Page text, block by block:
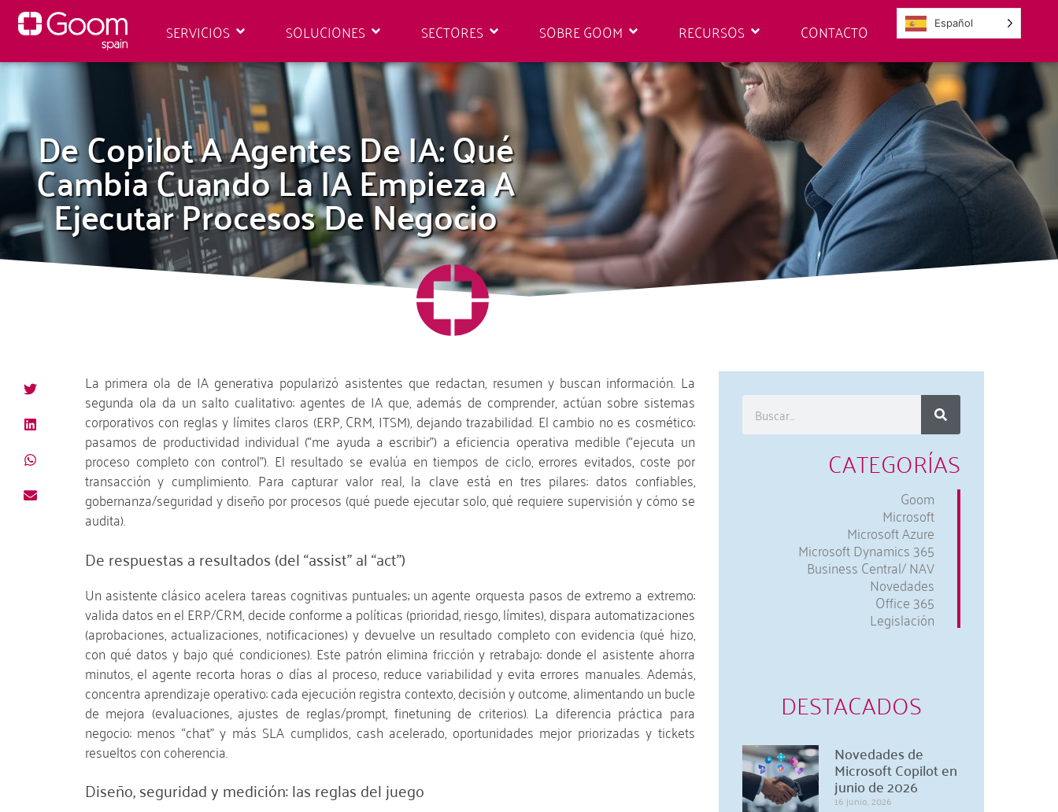
SERVICIOS SOLUCIONES SECTORES SOBRE GOOM RECURSOS CONTACTO Español
De Copilot A Agentes De IA: Qué
Cambia Cuando La IA Empieza A
Ejecutar Procesos De Negocio
La primera ola de IA generativa popularizó asistentes que redactan, resumen y buscan información. La
segunda ola da un salto cualitativo: agentes de IA que, además de comprender, actúan sobre sistemas
corporativos con reglas y límites claros (ERP, CRM, ITSM), dejando trazabilidad. El cambio no es cosmético:
pasamos de productividad individual (“me ayuda a escribir”) a eficiencia operativa medible (“ejecuta un
proceso completo con control”). El resultado se evalúa en tiempos de ciclo, errores evitados, coste por
transacción y cumplimiento. Para capturar valor real, la clave está en tres pilares: datos confiables,
gobernanza/seguridad y diseño por procesos (qué puede ejecutar solo, qué requiere supervisión y cómo se
audita).
De respuestas a resultados (del “assist” al “act”)
Un asistente clásico acelera tareas cognitivas puntuales; un agente orquesta pasos de extremo a extremo:
valida datos en el ERP/CRM, decide conforme a políticas (prioridad, riesgo, límites), dispara automatizaciones
(aprobaciones, actualizaciones, notificaciones) y devuelve un resultado completo con evidencia (qué hizo,
con qué datos y bajo qué condiciones). Este patrón elimina fricción y retrabajo: donde el asistente ahorra
minutos, el agente recorta horas o días al proceso, reduce variabilidad y evita errores manuales. Además,
concentra aprendizaje operativo: cada ejecución registra contexto, decisión y outcome, alimentando un bucle
de mejora (evaluaciones, ajustes de reglas/prompt, finetuning de criterios). La diferencia práctica para
negocio: menos “chat” y más SLA cumplidos, cash acelerado, oportunidades mejor priorizadas y tickets
resueltos con coherencia.
Diseño, seguridad y medición: las reglas del juego
CATEGORÍAS
Goom
Microsoft
Microsoft Azure
Microsoft Dynamics 365
Business Central/ NAV
Novedades
Office 365
Legislación
DESTACADOS
Novedades de
Microsoft Copilot en
junio de 2026
16 junio, 2026